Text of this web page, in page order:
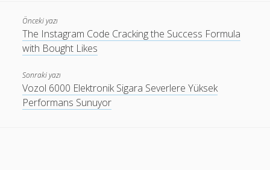
Önceki yazı
The Instagram Code Cracking the Success Formula
with Bought Likes
Sonraki yazı
Vozol 6000 Elektronik Sigara Severlere Yüksek
Performans Sunuyor